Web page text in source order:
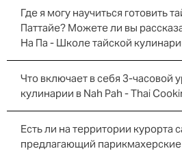
Где я могу научиться готовить
Паттайе? Можете ли вы
На Па - Школе тайской
Что включает в себя 3-часовой
кулинарии в Nah Pah - Thai
Есть ли на территории курорта
предлагающий